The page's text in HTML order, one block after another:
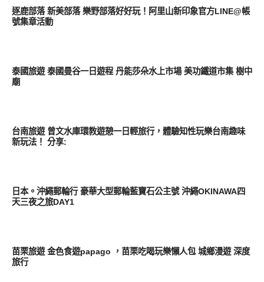
逐鹿部落 新美部落 樂野部落好好玩！阿里山新印象官方LINE@帳
號集章活動
泰國旅遊 泰國曼谷一日遊程 丹能莎朵水上市場 美功鐵道市集 樹中
廟
台南旅遊 曾文水庫環教遊憩一日輕旅行，體驗知性玩樂台南趣味
新玩法！ 分享:
日本。沖繩郵輪行 豪華大型郵輪藍寶石公主號 沖繩OKINAWA四
天三夜之旅DAY1
苗栗旅遊 金色食遊papago ，苗栗吃喝玩樂懶人包 城鄉漫遊 深度
旅行